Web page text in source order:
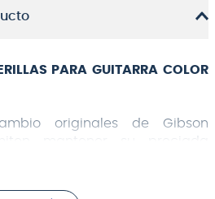
PARA GUITARRA COLOR
originales de Gibson
mantener su preciada